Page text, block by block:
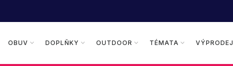
OBUV DOPLŇKY OUTDOOR TÉMATA VÝPRODEJ